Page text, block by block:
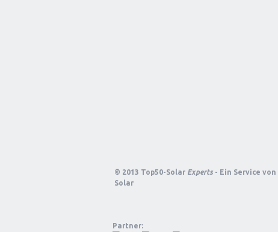
© 2013 Top50-Solar Experts - Ein Service von
Solar
Partner: